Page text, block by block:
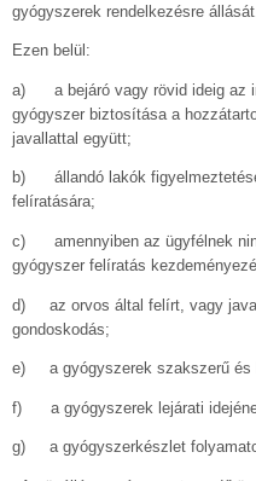
gyógyszerek rendelkezésre állását.
Ezen belül:
a) a bejáró vagy rövid ideig az
gyógyszer biztosítása a
javallattal együtt;
b) állandó lakók
felíratására;
c) amennyiben az ügyfélnek
gyógyszer felíratás
d) az orvos által felírt, vagy
gondoskodás;
e) a gyógyszerek szakszerű és
f) a gyógyszerek lejárati
g) a gyógyszerkészlet